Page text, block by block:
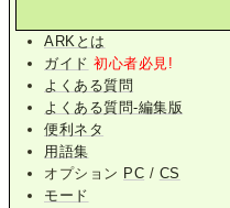
ARKとは
ガイド 初心者必見!
よくある質問
よくある質問-編集版
便利ネタ
用語集
オプション PC / CS
モード